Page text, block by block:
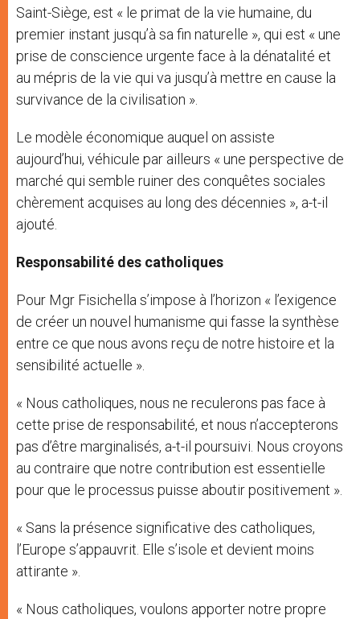
Saint-Siège, est « le primat de la vie humaine, du
premier instant jusqu’à sa fin naturelle », qui est « une
prise de conscience urgente face à la dénatalité et
au mépris de la vie qui va jusqu’à mettre en cause la
survivance de la civilisation ».
Le modèle économique auquel on assiste
aujourd’hui, véhicule par ailleurs « une perspective de
marché qui semble ruiner des conquêtes sociales
chèrement acquises au long des décennies », a-t-il
ajouté.
Responsabilité des catholiques
Pour Mgr Fisichella s’impose à l’horizon « l’exigence
de créer un nouvel humanisme qui fasse la synthèse
entre ce que nous avons reçu de notre histoire et la
sensibilité actuelle ».
« Nous catholiques, nous ne reculerons pas face à
cette prise de responsabilité, et nous n’accepterons
pas d’être marginalisés, a-t-il poursuivi. Nous croyons
au contraire que notre contribution est essentielle
pour que le processus puisse aboutir positivement ».
« Sans la présence significative des catholiques,
l’Europe s’appauvrit. Elle s’isole et devient moins
attirante ».
« Nous catholiques, voulons apporter notre propre